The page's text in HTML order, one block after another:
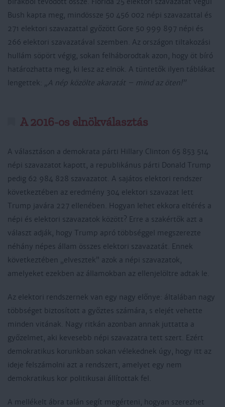
Bush kapta meg, mindössze 50 456 002 népi szavazattal és
271 elektori szavazattal győzött Gore 50 999 897 népi és
266 elektori szavazatával szemben. Az országon tiltakozási
hullám söpört végig, sokan felháborodtak azon, hogy öt bíró
határozhatta meg, ki lesz az elnök. A tüntetők ilyen táblákat
lengettek:
„A nép közölte akaratát – mind az öten!”
A 2016-os elnökválasztás
A választáson a demokrata párti Hillary Clinton 65 853 514
népi szavazatot kapott, a republikánus párti Donald Trump
pedig 62 984 828 szavazatot. A sajátos elektori rendszer
következtében az eredmény 304 elektori szavazat lett
Trump javára 227 ellenében. Hogyan lehet ekkora eltérés a
népi és elektori szavazatok között? Erre a szakértők azt a
választ adják, hogy Trump apró többséggel megszerezte
néhány népes állam összes elektori szavazatát. Ennek
következtében „elvesztek” azok a népi szavazatok,
amelyeket ezekben az államokban az ellenjelöltre adtak le.
Az elektori rendszernek van egy nagy előnye: általában nagy
többséget biztosított a győztes számára, s elejét vehette
minden vitának. Nagy ritkán azonban annak juttatta a
győzelmet, aki kevesebb népi szavazatra tett szert. Ezért
demokratikus korunkban sokan vélekednek úgy, hogy itt az
ideje felszámolni azt a rendszert, amelyet egy nem
demokratikus kor politikusai állítottak fel.
A mellékelt ábra talán segít megérteni, hogyan szerezhet